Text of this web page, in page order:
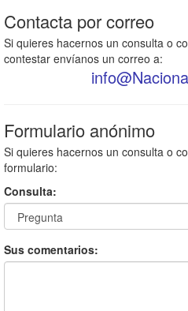
Contacta por correo
Si quieres hacernos un consulta o
contestar envíanos un correo a:
info@
Formulario anónimo
Si quieres hacernos un consulta o
formulario:
Consulta:
Sus comentarios: